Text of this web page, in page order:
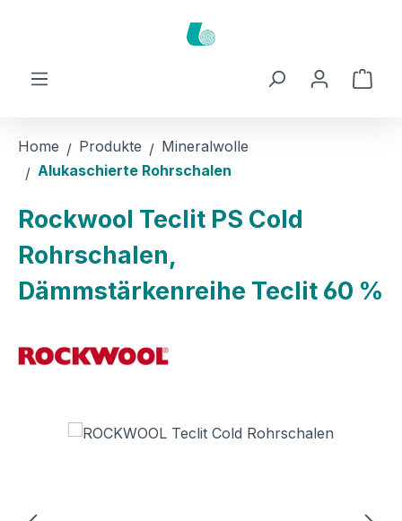
Home Produkte
Mineralwolle
Alukaschierte Rohrschalen
Rockwool Teclit PS Cold
Rohrschalen,
Dämmstärkenreihe Teclit 60 %
Bildergalerie überspringen